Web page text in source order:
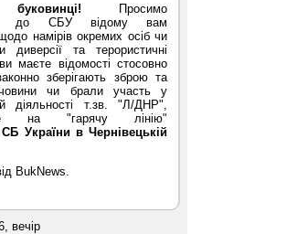
Просимо
до СБУ відому вам
намірів окремих осіб чи
диверсії та терористичні
маєте відомості стосовно
зберігають зброю та
чи брали участь у
діяльності т.зв. "Л/ДНР",
на "гарячу лінію"
України в Чернівецькій
вечір